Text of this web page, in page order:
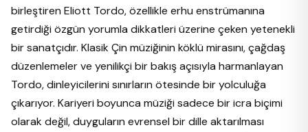
birleştiren Eliott Tordo, özellikle erhu enstrümanına
getirdiği özgün yorumla dikkatleri üzerine çeken yetenekli
bir sanatçıdır. Klasik Çin müziğinin köklü mirasını, çağdaş
düzenlemeler ve yenilikçi bir bakış açısıyla harmanlayan
Tordo, dinleyicilerini sınırların ötesinde bir yolculuğa
çıkarıyor. Kariyeri boyunca müziği sadece bir icra biçimi
olarak değil, duyguların evrensel bir dille aktarılması